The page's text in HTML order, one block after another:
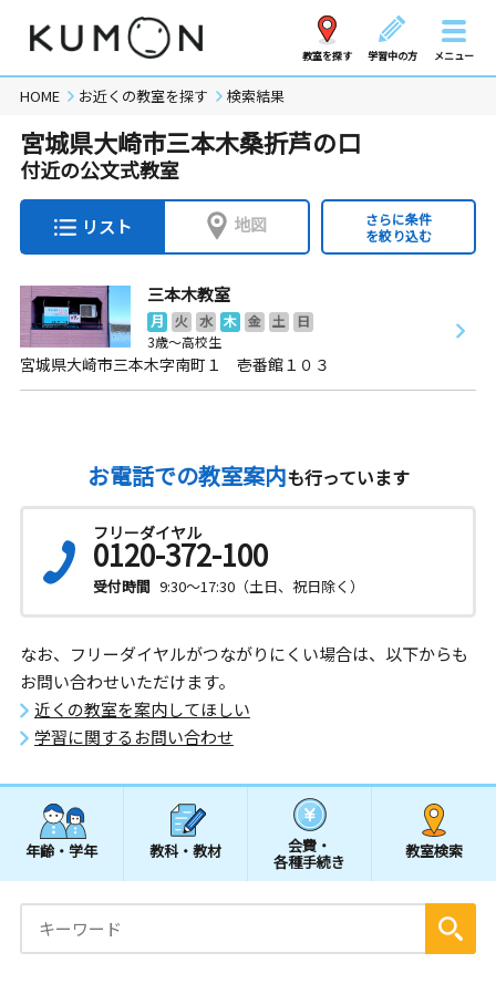
教室を探す 学習中の方 メニュー
HOME お近くの教室を探す 検索結果
宮城県大崎市三本木桑折芦の口
付近の公文式教室
リスト 地図
さらに条件
を絞り込む
三本木教室
月 火 水 木 金 土
日
3歳～高校生
宮城県大崎市三本木字南町１ 壱番館１０３
お電話での教室案内も行っています
フリーダイヤル
0120-372-100
受付時間 9:30～17:30（土日、祝日除く）
なお、フリーダイヤルがつながりにくい場合は、以下からも
お問い合わせいただけます。
近くの教室を案内してほしい
学習に関するお問い合わせ
年齢・学年 教科・教材 会費・
各種手続き
教室検索